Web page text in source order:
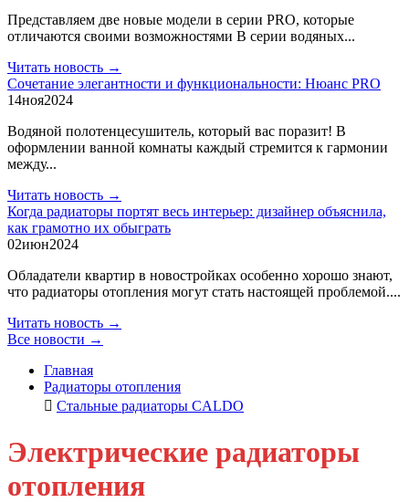
Представляем две новые модели в серии PRO, которые
отличаются своими возможностями В серии водяных...
Читать новость →
Сочетание элегантности и функциональности: Нюанс PRO
14ноя2024
Водяной полотенцесушитель, который вас поразит! В
оформлении ванной комнаты каждый стремится к гармонии
между...
Читать новость →
Когда радиаторы портят весь интерьер: дизайнер объяснила,
как грамотно их обыграть
02июн2024
Обладатели квартир в новостройках особенно хорошо знают,
что радиаторы отопления могут стать настоящей проблемой....
Читать новость →
Все новости →
Главная
Радиаторы отопления
Стальные радиаторы CALDO
Электрические радиаторы
отопления